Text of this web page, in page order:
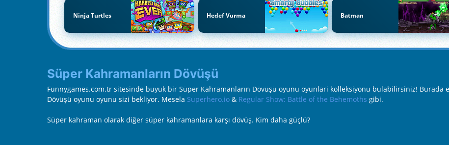
Ninja Turtles Hedef Vurma Batman
Süper Kahramanların Dövüşü
Funnygames.com.tr sitesinde buyuk bir Süper Kahramanların Dövüşü oyunu oyunlari kolleksiyonu bulabilirsiniz! Burada
Dövüşü oyunu oyunu sizi bekliyor. Mesela Superhero.io & Regular Show: Battle of the Behemoths gibi.
Süper kahraman olarak diğer süper kahramanlara karşı dövüş. Kim daha güçlü?